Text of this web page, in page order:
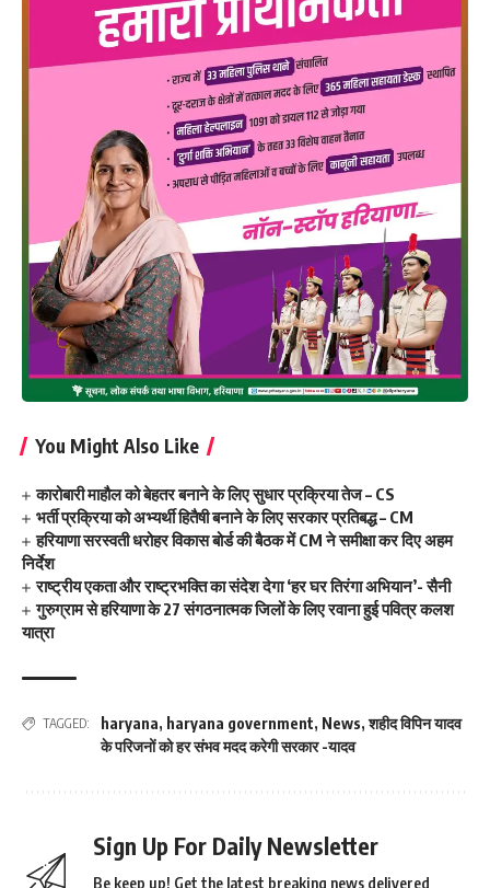
You Might Also Like
कारोबारी माहौल को बेहतर बनाने के लिए सुधार प्रक्रिया तेज – CS
भर्ती प्रक्रिया को अभ्यर्थी हितैषी बनाने के लिए सरकार प्रतिबद्ध – CM
हरियाणा सरस्वती धरोहर विकास बोर्ड की बैठक में CM ने समीक्षा कर दिए अहम
निर्देश
राष्ट्रीय एकता और राष्ट्रभक्ति का संदेश देगा ‘हर घर तिरंगा अभियान’- सैनी
गुरुग्राम से हरियाणा के 27 संगठनात्मक जिलों के लिए रवाना हुई पवित्र कलश
यात्रा
TAGGED: haryana, haryana government, News,शहीद विपिन यादव
के परिजनों को हर संभव मदद करेगी सरकार -यादव
Sign Up For Daily Newsletter
Be keep up! Get the latest breaking news delivered